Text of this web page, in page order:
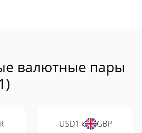
валютные пары
USD1 к GBP